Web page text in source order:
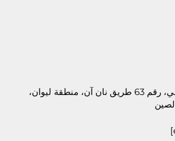
18/إف برج تشينغ تشي، رقم 63 طريق نان آن، منطقة ليوان،